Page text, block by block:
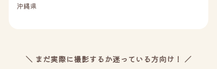
沖縄県
＼ まだ実際に撮影するか迷っている方向け！ ／